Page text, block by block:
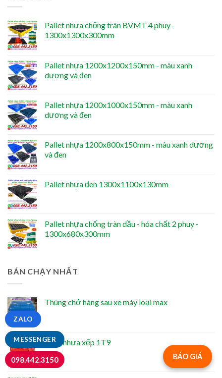
Pallet nhựa chống tràn BVMT 4 phuy -
1300x1300x300mm
Pallet nhựa 1200x1200x150mm - màu xanh
dương và đen
Pallet nhựa 1200x1000x150mm - màu xanh
dương và đen
Pallet nhựa 1200x800x150mm - màu xanh dương
và đen
Pallet nhựa đen 1300x1100x130mm
Pallet nhựa chống tràn dầu - hóa chất 2 phuy -
1300x680x300mm
BÁN CHẠY NHẤT
Thùng chở hàng sau xe máy loại max
Sóng nhựa xếp 1T9
BÁO GIÁ
MESSENGER
ZALO
098.442.3150